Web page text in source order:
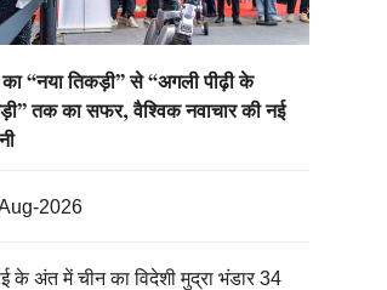
“नया तिकड़ी” से “अगली पीढ़ी के
तक का सफर, वैश्विक नवाचार की नई
2026
के अंत में चीन का विदेशी मुद्रा भंडार 34